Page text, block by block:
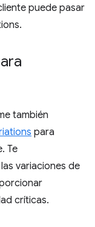
puede pasar
también
para
Te
variaciones de
críticas.